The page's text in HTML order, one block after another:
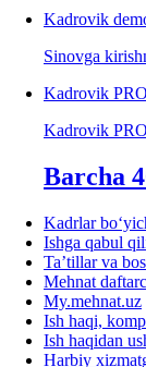
Kadrovik
Sinovga
Kadrovik
Kadrovik
Barcha
Kadrlar
Ishga qabul
Ta’tillar va
Mehnat
My.mehnat.uz
Ish haqi,
Ish haqidan
Harbiy